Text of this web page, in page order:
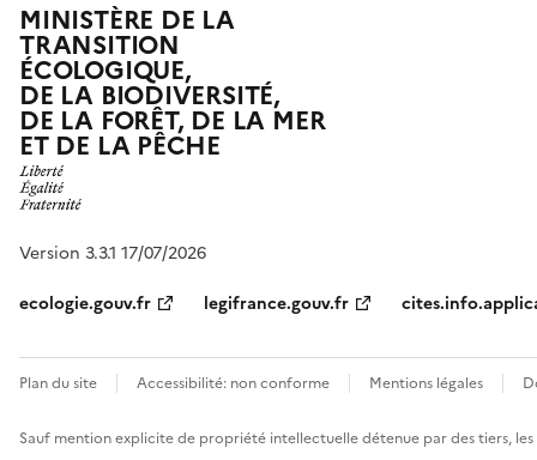
MINISTÈRE DE LA
TRANSITION
ÉCOLOGIQUE,
DE LA BIODIVERSITÉ,
DE LA FORÊT, DE LA MER
ET DE LA PÊCHE
Version 3.3.1 17/07/2026
ecologie.gouv.fr
legifrance.gouv.fr
Plan du site Accessibilité: non conforme Mentions légales
Sauf mention explicite de propriété intellectuelle détenue par des tiers,